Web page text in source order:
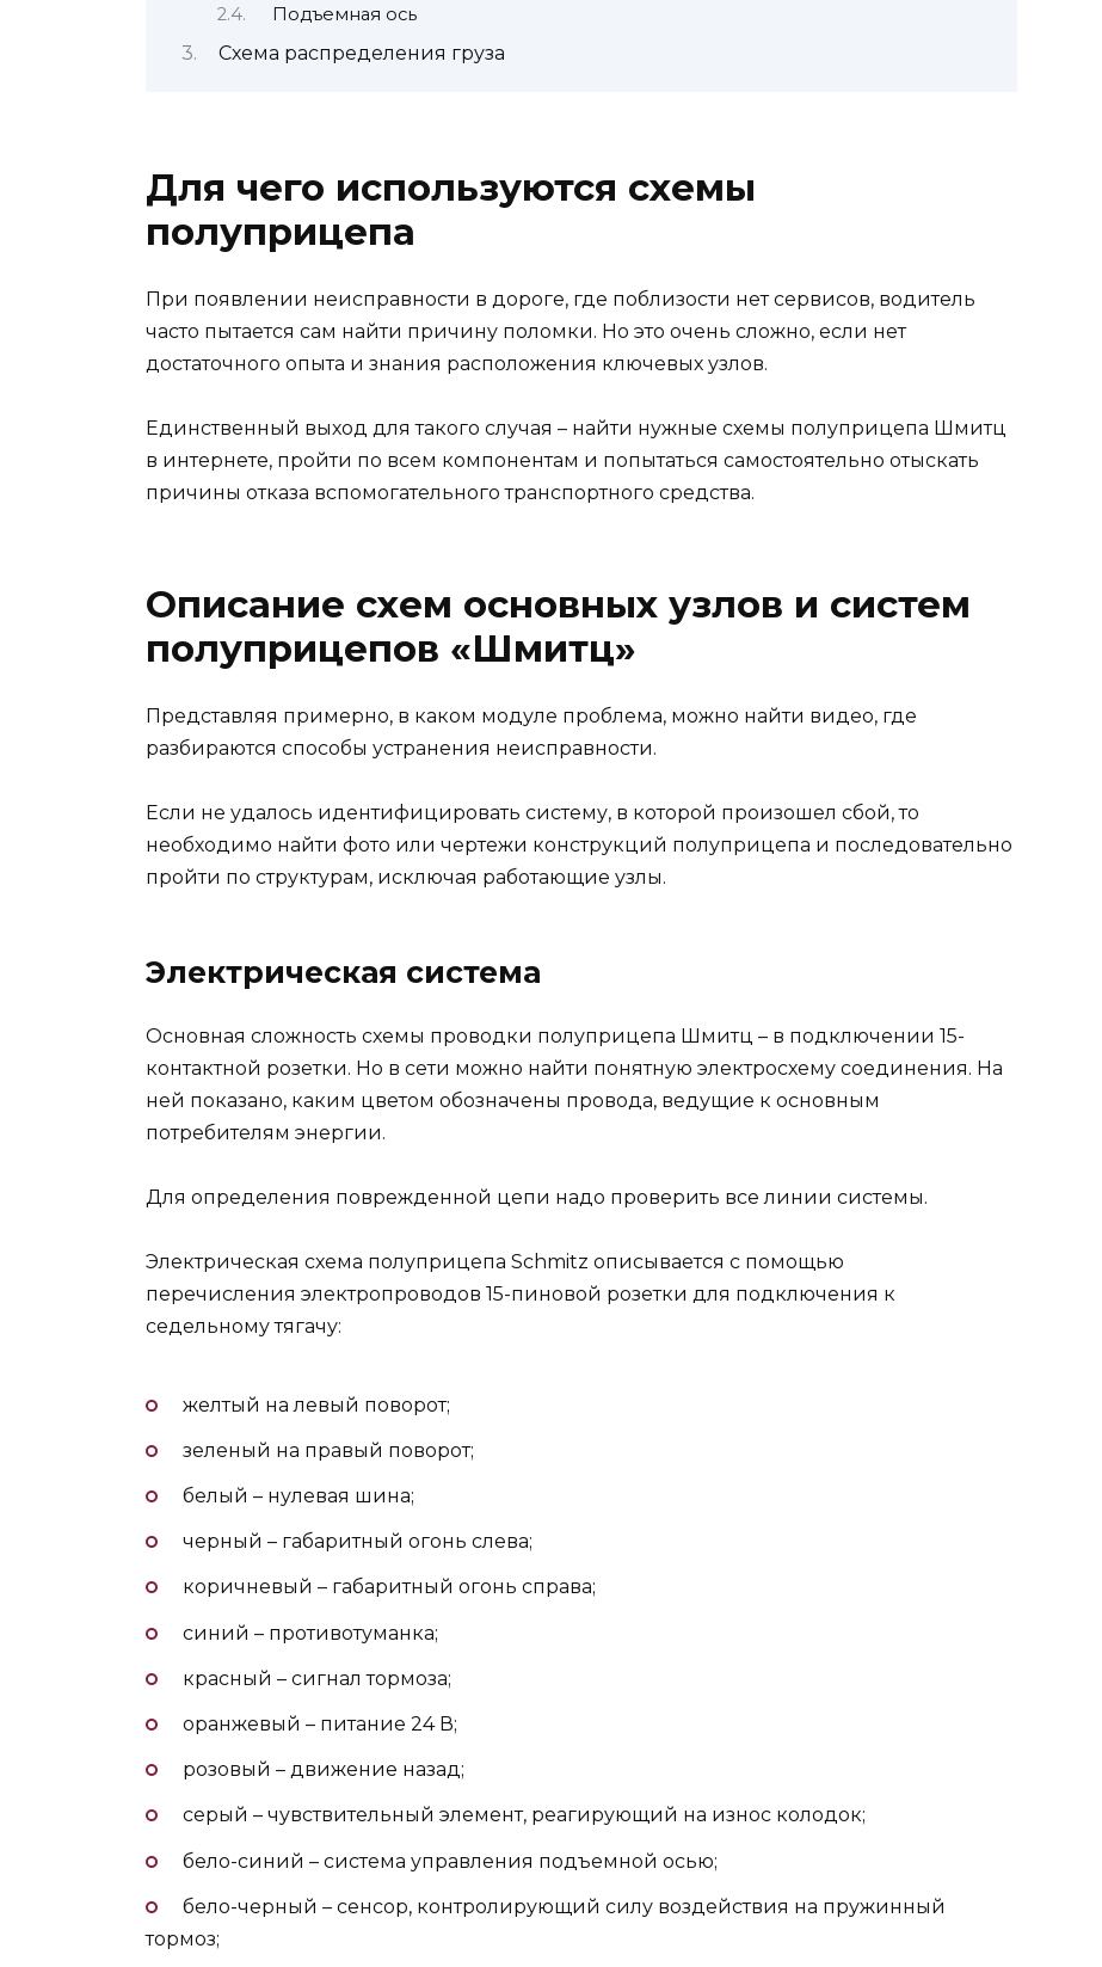
Подъемная ось
Схема распределения груза
Для чего используются схемы
полуприцепа
При появлении неисправности в дороге, где поблизости нет сервисов, водитель
часто пытается сам найти причину поломки. Но это очень сложно, если нет
достаточного опыта и знания расположения ключевых узлов.
Единственный выход для такого случая – найти нужные схемы полуприцепа Шмитц
в интернете, пройти по всем компонентам и попытаться самостоятельно отыскать
причины отказа вспомогательного транспортного средства.
Описание схем основных узлов и систем
полуприцепов «Шмитц»
Представляя примерно, в каком модуле проблема, можно найти видео, где
разбираются способы устранения неисправности.
Если не удалось идентифицировать систему, в которой произошел сбой, то
необходимо найти фото или чертежи конструкций полуприцепа и последовательно
пройти по структурам, исключая работающие узлы.
Электрическая система
Основная сложность схемы проводки полуприцепа Шмитц – в подключении 15-
контактной розетки. Но в сети можно найти понятную электросхему соединения. На
ней показано, каким цветом обозначены провода, ведущие к основным
потребителям энергии.
Для определения поврежденной цепи надо проверить все линии системы.
Электрическая схема полуприцепа Schmitz описывается с помощью
перечисления электропроводов 15-пиновой розетки для подключения к
седельному тягачу:
желтый на левый поворот;
зеленый на правый поворот;
белый – нулевая шина;
черный – габаритный огонь слева;
коричневый – габаритный огонь справа;
синий – противотуманка;
красный – сигнал тормоза;
оранжевый – питание 24 В;
розовый – движение назад;
серый – чувствительный элемент, реагирующий на износ колодок;
бело-синий – система управления подъемной осью;
бело-черный – сенсор, контролирующий силу воздействия на пружинный
тормоз;